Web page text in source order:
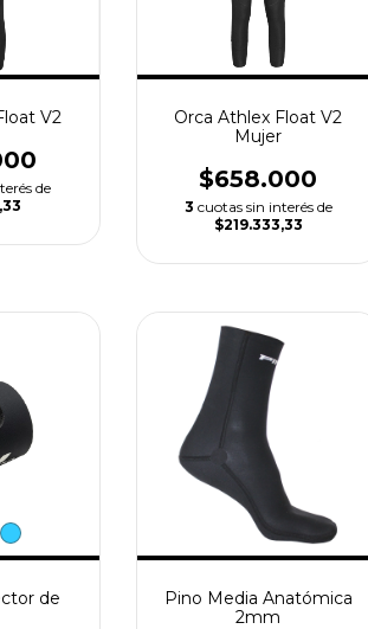
V2
de
Orca Athlex Float V2
Mujer
$658.000
3 cuotas sin interés de
$219.333,33
de
Pino Media Anatómica
2mm